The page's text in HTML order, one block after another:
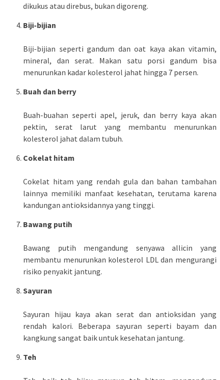
dikukus atau direbus, bukan digoreng.
Biji-bijian
Biji-bijian seperti gandum dan oat kaya akan vitamin,
mineral, dan serat. Makan satu porsi gandum bisa
menurunkan kadar kolesterol jahat hingga 7 persen.
Buah dan berry
Buah-buahan seperti apel, jeruk, dan berry kaya akan
pektin, serat larut yang membantu menurunkan
kolesterol jahat dalam tubuh.
Cokelat hitam
Cokelat hitam yang rendah gula dan bahan tambahan
lainnya memiliki manfaat kesehatan, terutama karena
kandungan antioksidannya yang tinggi.
Bawang putih
Bawang putih mengandung senyawa allicin yang
membantu menurunkan kolesterol LDL dan mengurangi
risiko penyakit jantung.
Sayuran
Sayuran hijau kaya akan serat dan antioksidan yang
rendah kalori. Beberapa sayuran seperti bayam dan
kangkung sangat baik untuk kesehatan jantung.
Teh